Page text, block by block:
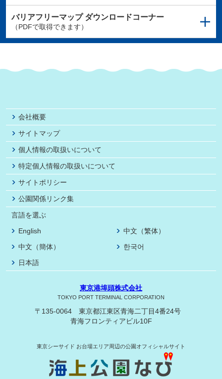
バリアフリーマップダウンロードコーナー
（PDFで取得できます）
会社概要
サイトマップ
個人情報の取扱いについて
特定個人情報の取扱いについて
サイトポリシー
公園関係リンク集
言語を選ぶ
English
中文（繁体）
中文（簡体）
한국어
日本語
東京港埠頭株式会社
TOKYO PORT TERMINAL CORPORATION
〒135-0064 東京都江東区青海二丁目4番24号
青海フロンティアビル10F
東京シーサイド お台場エリア周辺の公園オフィシャルサイト